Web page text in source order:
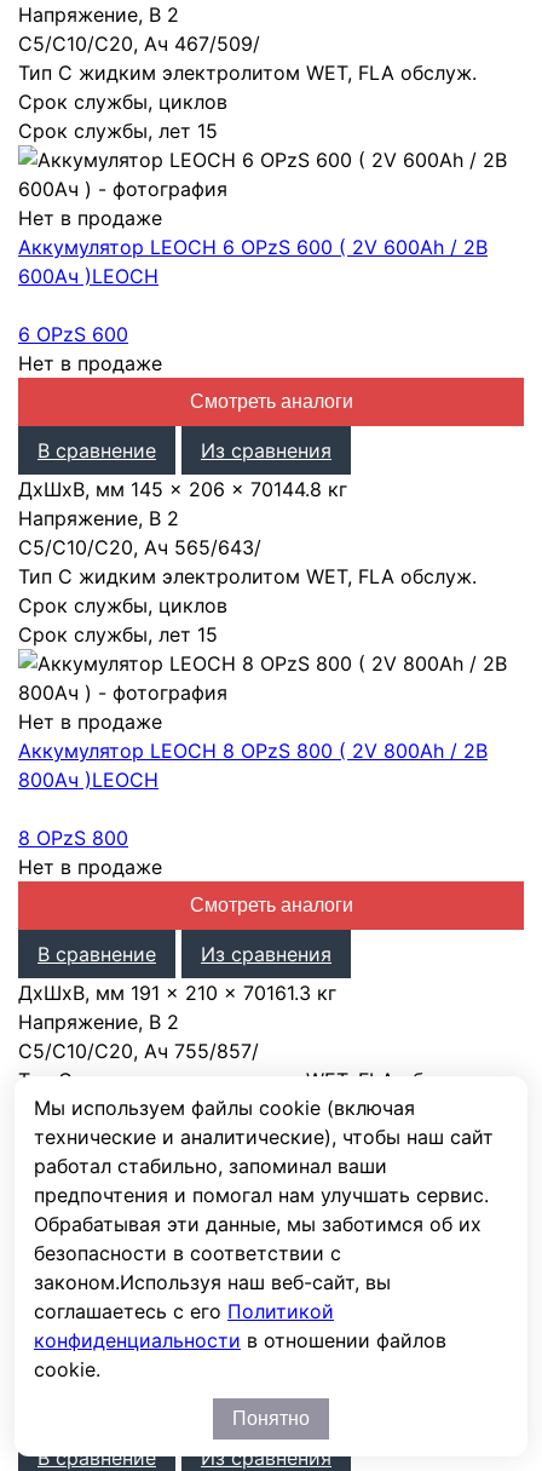
Мы используем файлы cookie (включая
технические и аналитические), чтобы наш сайт
работал стабильно, запоминал ваши
предпочтения и помогал нам улучшать сервис.
Обрабатывая эти данные, мы заботимся об их
безопасности в соответствии с
законом.Используя наш веб-сайт, вы
соглашаетесь с его Политикой
конфиденциальности в отношении файлов
cookie.
Понятно
Напряжение, В 2
С5/С10/С20, Ач 467/509/
Тип С жидким электролитом WET, FLA обслуж.
Срок службы, циклов
Срок службы, лет 15
Нет в продаже
Аккумулятор LEOCH 6 OPzS 600 ( 2V 600Ah / 2В
600Ач )LEOCH
6 OPzS 600
Нет в продаже
Смотреть аналоги
В сравнение
Из сравнения
ДхШхВ, мм 145 × 206 × 70144.8 кг
Напряжение, В 2
С5/С10/С20, Ач 565/643/
Тип С жидким электролитом WET, FLA обслуж.
Срок службы, циклов
Срок службы, лет 15
Нет в продаже
Аккумулятор LEOCH 8 OPzS 800 ( 2V 800Ah / 2В
800Ач )LEOCH
8 OPzS 800
Нет в продаже
Смотреть аналоги
В сравнение
Из сравнения
ДхШхВ, мм 191 × 210 × 70161.3 кг
Напряжение, В 2
С5/С10/С20, Ач 755/857/
Тип
С жидким электролитом WET, FLA обслуж.
Срок службы, циклов
Срок службы, лет 15
Нет в продаже
Аккумулятор LEOCH 10 OPzS 1000 ( 2V 1000Ah / 2В
1000Ач )LEOCH
10 OPzS 1000
Нет в продаже
Смотреть аналоги
В сравнение Из сравнения